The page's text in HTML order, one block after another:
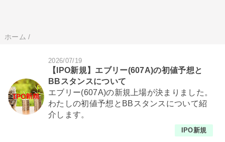
ホーム /
2026/07/19
【IPO新規】エブリー(607A)の初値予想と
BBスタンスについて
エブリー(607A)の新規上場が決まりました。
わたしの初値予想とBBスタンスについて紹
介します。
IPO新規